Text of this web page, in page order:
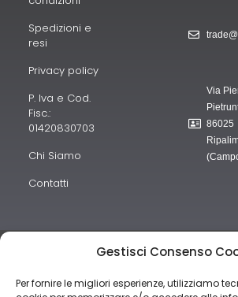
Gestisci Consenso
Per fornire le migliori esperienze, utilizziamo
Spedizioni e
resi
Privacy policy
P. Iva e Cod.
Fisc.:
01420830703
Chi Siamo
Contatti
Via
86025
“obblighi informativi per le erogazioni
Registro nazionale degli aiuti di Stato di cui